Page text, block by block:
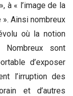
à « l’image de la
Ainsi nombreux
où la notion
sont
d’exposer
l’irruption des
et d’autres